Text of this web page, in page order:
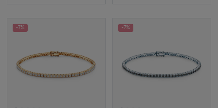
-7% -7%